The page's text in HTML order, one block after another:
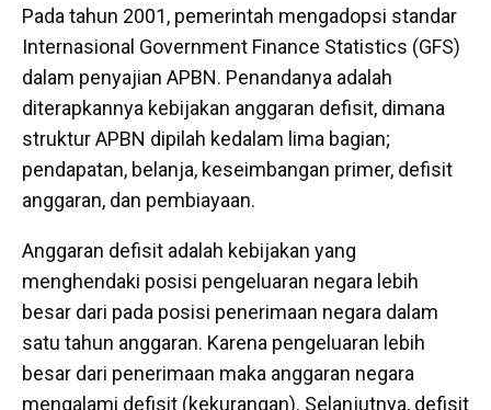
Pada tahun 2001, pemerintah mengadopsi standar
Internasional Government Finance Statistics (GFS)
dalam penyajian APBN. Penandanya adalah
diterapkannya kebijakan anggaran defisit, dimana
struktur APBN dipilah kedalam lima bagian;
pendapatan, belanja, keseimbangan primer, defisit
anggaran, dan pembiayaan.
Anggaran defisit adalah kebijakan yang
menghendaki posisi pengeluaran negara lebih
besar dari pada posisi penerimaan negara dalam
satu tahun anggaran. Karena pengeluaran lebih
besar dari penerimaan maka anggaran negara
mengalami defisit (kekurangan). Selanjutnya, defisit